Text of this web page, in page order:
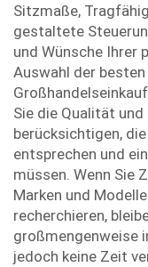
Sitzmaße,
gestaltete
und Wünsche Ihrer
Auswahl der
Sie die Qualität
berücksichtigen,
entsprechen und
müssen. Wenn Sie
Marken und
recherchieren,
großmengenweise
jedoch keine Zeit